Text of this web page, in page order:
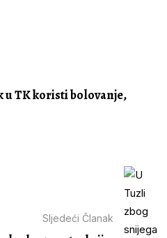
u TK koristi bolovanje,
Sljedeći Članak